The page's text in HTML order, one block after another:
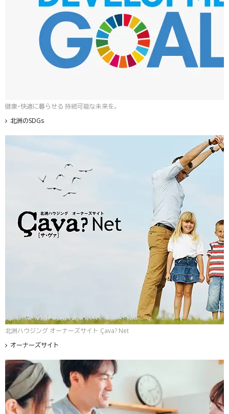
健康・快適に暮らせる 持続可能な未来を。
北洲のSDGs
北洲ハウジング オーナーズサイト Çava? Net
オーナーズサイト